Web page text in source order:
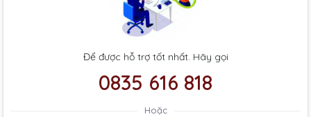
Để được hỗ trợ tốt nhất. Hãy gọi
0835 616 818
Hoặc